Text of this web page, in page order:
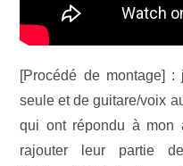
[Procédé de montage]
seule et de guitare/voix
qui ont répondu à mon
rajouter leur partie